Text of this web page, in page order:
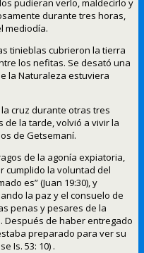
pudieran verlo, maldecirlo y
durante tres horas,
mediodía.
tinieblas cubrieron la tierra
los nefitas. Se desató una
la Naturaleza estuviera
cruz durante otras tres
la tarde, volvió a vivir la
de Getsemaní.
de la agonía expiatoria,
cumplido la voluntad del
es” (Juan 19:30), y
la paz y el consuelo de
penas y pesares de la
Después de haber entregado
preparado para ver su
Is. 53: 10) .